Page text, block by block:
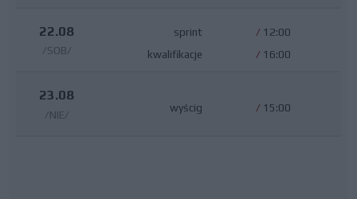
22.08
/SOB/
sprint
kwalifikacje
/ 12:00
/ 16:00
23.08
/NIE/
wyścig / 15:00